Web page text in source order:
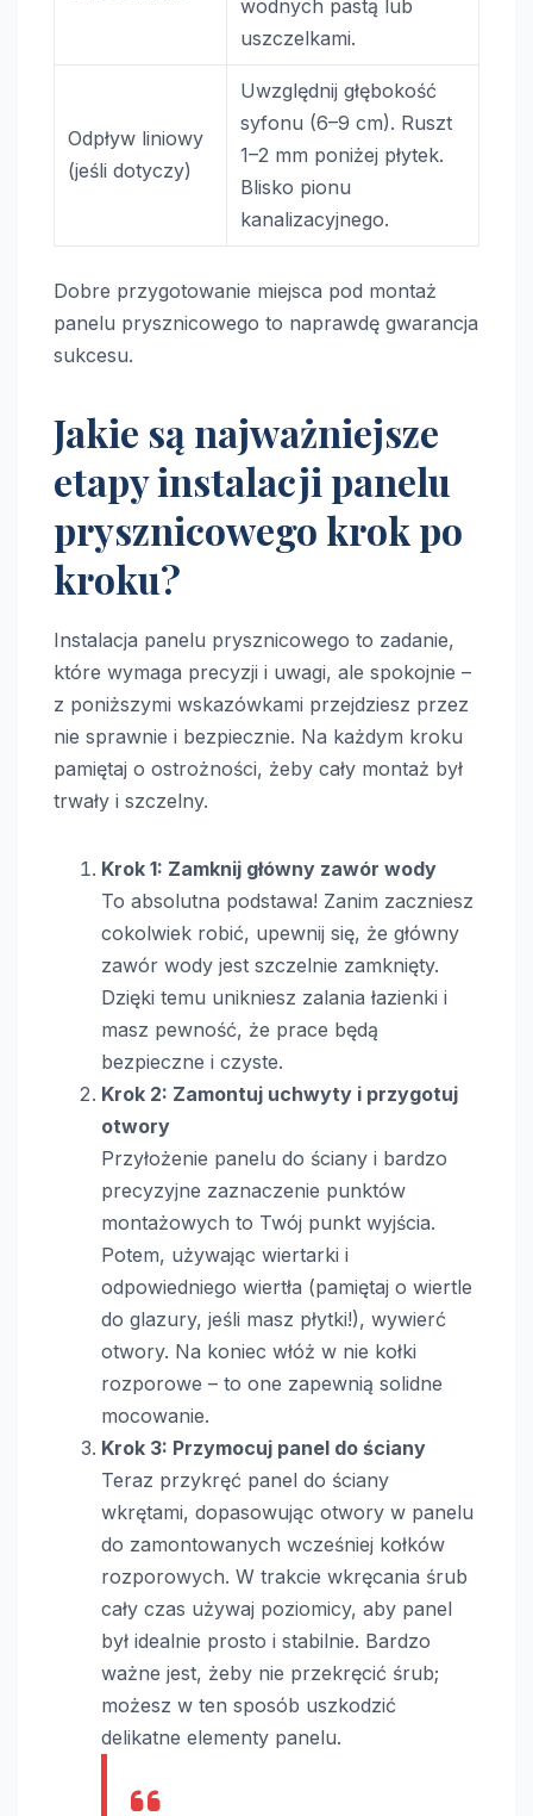
wodnych pastą lub
uszczelkami.
Odpływ liniowy
(jeśli dotyczy)
Uwzględnij głębokość
syfonu (6–9 cm). Ruszt
1–2 mm poniżej płytek.
Blisko pionu
kanalizacyjnego.
Dobre przygotowanie miejsca pod montaż
panelu prysznicowego to naprawdę gwarancja
sukcesu.
Jakie są najważniejsze
etapy instalacji panelu
prysznicowego krok po
kroku?
Instalacja panelu prysznicowego to zadanie,
które wymaga precyzji i uwagi, ale spokojnie –
z poniższymi wskazówkami przejdziesz przez
nie sprawnie i bezpiecznie. Na każdym kroku
pamiętaj o ostrożności, żeby cały montaż był
trwały i szczelny.
Krok 1: Zamknij główny zawór wody
To absolutna podstawa! Zanim zaczniesz
cokolwiek robić, upewnij się, że główny
zawór wody jest szczelnie zamknięty.
Dzięki temu unikniesz zalania łazienki i
masz pewność, że prace będą
bezpieczne i czyste.
Krok 2: Zamontuj uchwyty i przygotuj
otwory
Przyłożenie panelu do ściany i bardzo
precyzyjne zaznaczenie punktów
montażowych to Twój punkt wyjścia.
Potem, używając wiertarki i
odpowiedniego wiertła (pamiętaj o wiertle
do glazury, jeśli masz płytki!), wywierć
otwory. Na koniec włóż w nie kołki
rozporowe – to one zapewnią solidne
mocowanie.
Krok 3: Przymocuj panel do ściany
Teraz przykręć panel do ściany
wkrętami, dopasowując otwory w panelu
do zamontowanych wcześniej kołków
rozporowych. W trakcie wkręcania śrub
cały czas używaj poziomicy, aby panel
był idealnie prosto i stabilnie. Bardzo
ważne jest, żeby nie przekręcić śrub;
możesz w ten sposób uszkodzić
delikatne elementy panelu.